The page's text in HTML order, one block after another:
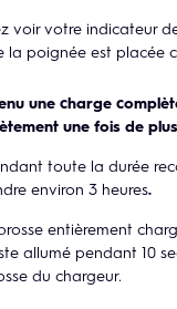
voir votre indicateur
la poignée est placée
une charge
une fois de plus
toute la durée
environ 3 heures.
entièrement
allumé pendant 10
du chargeur.